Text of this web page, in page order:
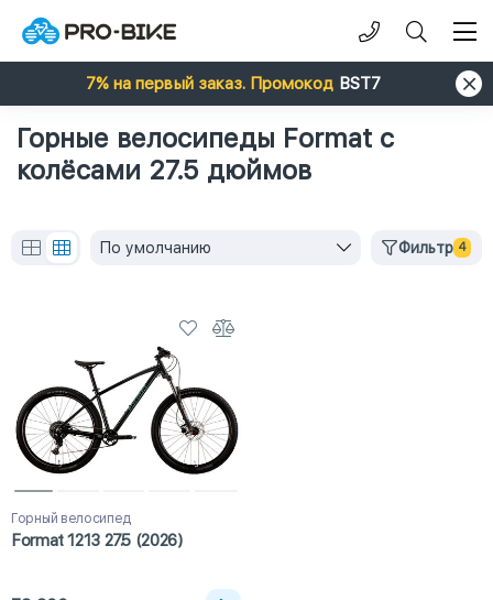
7% на первый заказ. Промокод BST7
Горные велосипеды Format с
колёсами 27.5 дюймов
По умолчанию Фильтр 4
Горный велосипед
Format 1213 27.5 (2026)